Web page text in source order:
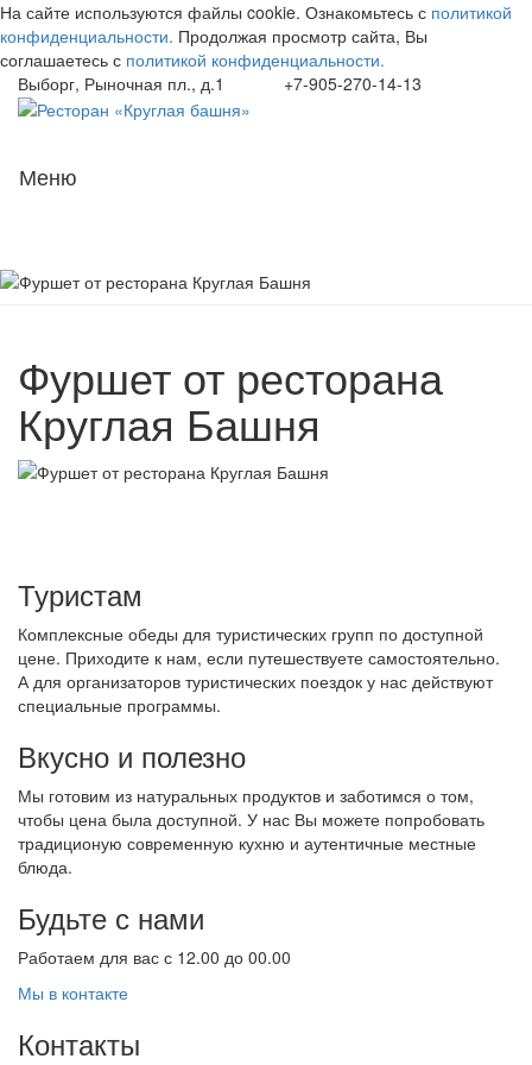
На сайте используются файлы cookie. Ознакомьтесь с политикой
конфиденциальности. Продолжая просмотр сайта, Вы
соглашаетесь с политикой конфиденциальности.
Выборг, Рыночная пл., д.1
+7-905-270-14-13
Меню
Фуршет от ресторана
Круглая Башня
Туристам
Комплексные обеды для туристических групп по доступной
цене. Приходите к нам, если путешествуете самостоятельно.
А для организаторов туристических поездок у нас действуют
специальные программы.
Вкусно и полезно
Мы готовим из натуральных продуктов и заботимся о том,
чтобы цена была доступной. У нас Вы можете попробовать
традиционую современную кухню и аутентичные местные
блюда.
Будьте с нами
Работаем для вас с 12.00 до 00.00
Мы в контакте
Контакты